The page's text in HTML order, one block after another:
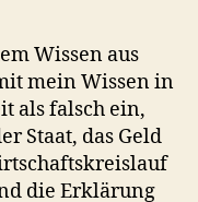
Wissen aus
mein Wissen in
als falsch ein,
Staat, das Geld
die Erklärung